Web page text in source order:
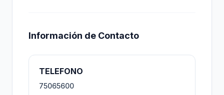
Información de Contacto
TELEFONO
75065600